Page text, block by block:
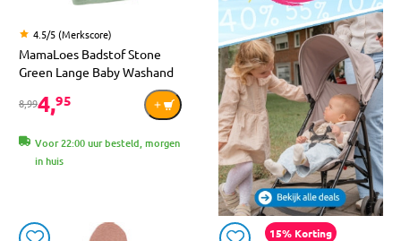
4.5/5 (Merkscore)
MamaLoes Badstof Stone
Green Lange Baby Washand
8,994,95
Voor 22:00 uur besteld, morgen
in huis
15% Korting